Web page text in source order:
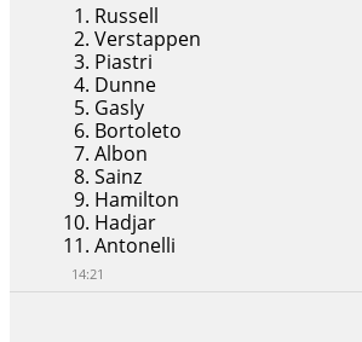
Russell
Verstappen
Piastri
Dunne
Gasly
Bortoleto
Albon
Sainz
Hamilton
Hadjar
Antonelli
14:21